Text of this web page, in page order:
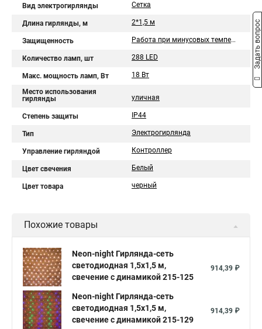
Вид электрогирлянды Сетка
Длина гирлянды, м 2*1,5 м
Защищенность Работа при минусовых температурах
Количество ламп, шт 288 LED
Макс. мощность ламп, Вт 18 Вт
Место использования
гирлянды
уличная
Степень защиты IP44
Тип Электрогирлянда
Управление гирляндой Контроллер
Цвет свечения Белый
Цвет товара черный
Похожие товары
Neon-night Гирлянда-сеть
светодиодная 1,5х1,5 м,
свечение с динамикой 215-125
914,39 ₽
Neon-night Гирлянда-сеть
светодиодная 1,5х1,5 м,
свечение с динамикой 215-129
914,39 ₽
Задать вопрос